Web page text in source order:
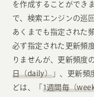
を作成することができ
で、検索エンジンの巡
あくまでも指定された
必ず指定された更新頻
りませんが、更新頻度
日（daily） 」、更新頻
どは、「 1週間毎（